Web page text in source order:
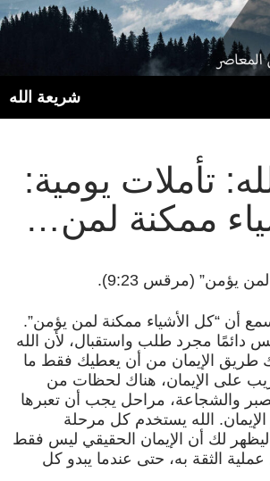
شريعة الله
تأملات يومية:
ممكنة لمن…
يؤمن” (مرقس 9:23).
أن “كل الأشياء ممكنة لمن يؤمن”.
دائمًا مجرد طلب واستقبال، لأن الله
طريق الإيمان من أن يعطيك فقط ما
على الإيمان، هناك لحظات من
الصبر والشجاعة، مراحل يجب أن تعبرها
الله يستخدم كل مرحلة
ليظهر لك أن الإيمان الحقيقي ليس فقط
الثقة به، حتى عندما يبدو كل